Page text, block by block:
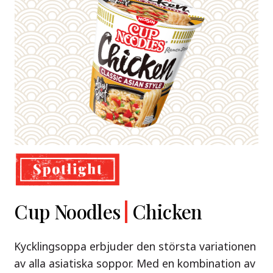
Nissin
Premium
Shoyu Yuzu,
& Tonkotsu
Cup Noodles Chicken
Kycklingsoppa erbjuder den största variationen
av alla asiatiska soppor. Med en kombination av
Demae
Beef
Nissin Demae Ramen Beef – en söt och syrlig